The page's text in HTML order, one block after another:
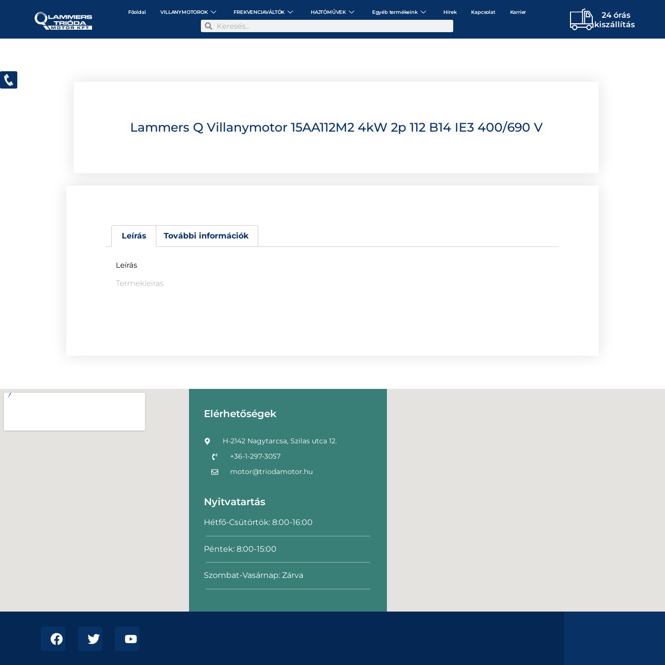
Főoldal VILLANYMOTOROK FREKVENCIAVÁLTÓK HAJTÓMŰVEK Egyéb termékeink Hírek Kapcsolat Karrier
24 órás
kiszállítás
Lammers Q Villanymotor 15AA112M2 4kW 2p 112 B14 IE3 400/690 V
Leírás További információk
Leírás
Termekleiras
Elérhetőségek
H-2142 Nagytarcsa, Szilas utca 12.
+36-1-297-3057
motor@triodamotor.hu
Nyitvatartás
Hétfő-Csütörtök: 8:00-16:00
Péntek: 8:00-15:00
Szombat-Vasárnap: Zárva